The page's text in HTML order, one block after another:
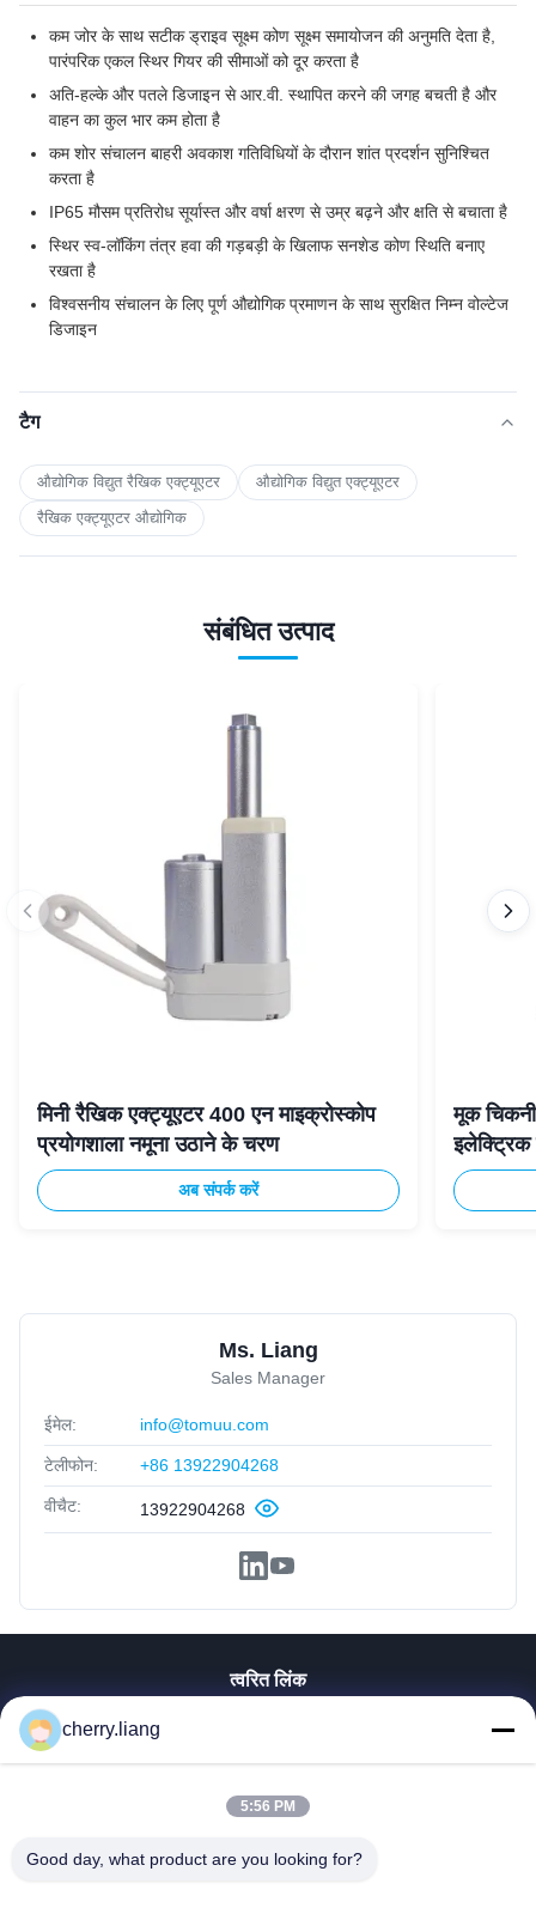
कम जोर के साथ सटीक ड्राइव सूक्ष्म कोण सूक्ष्म समायोजन की अनुमति देता है,
पारंपरिक एकल स्थिर गियर की सीमाओं को दूर करता है
अति-हल्के और पतले डिजाइन से आर.वी. स्थापित करने की जगह बचती है और
वाहन का कुल भार कम होता है
कम शोर संचालन बाहरी अवकाश गतिविधियों के दौरान शांत प्रदर्शन सुनिश्चित
करता है
IP65 मौसम प्रतिरोध सूर्यास्त और वर्षा क्षरण से उम्र बढ़ने और क्षति से बचाता है
स्थिर स्व-लॉकिंग तंत्र हवा की गड़बड़ी के खिलाफ सनशेड कोण स्थिति बनाए
रखता है
विश्वसनीय संचालन के लिए पूर्ण औद्योगिक प्रमाणन के साथ सुरक्षित निम्न वोल्टेज
डिजाइन
टैग
औद्योगिक विद्युत रैखिक एक्ट्यूएटर
औद्योगिक विद्युत एक्ट्यूएटर
रैखिक एक्ट्यूएटर औद्योगिक
संबंधित उत्पाद
मिनी रैखिक एक्ट्यूएटर 400 एन माइक्रोस्कोप
प्रयोगशाला नमूना उठाने के चरण
अब संपर्क करें
मूक
Ms. Liang
Sales Manager
ईमेल: info@tomuu.com
टेलीफोन: +86 13922904268
वीचैट: 13922904268
त्वरित लिंक
हमारे बारे में
cherry.liang
5:56 PM
Good day, what product are you looking for?